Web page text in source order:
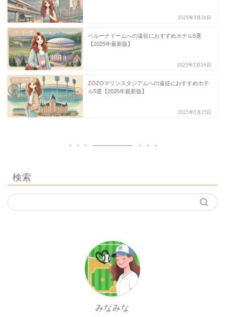
2025年3月26日
パ・リーグ
ベルーナドームへの遠征におすすめホテル5選
【2025年最新版】
2025年3月24日
パ・リーグ
ZOZOマリンスタジアムへの遠征におすすめホテ
ル5選【2025年最新版】
2025年3月23日
検索
みなみな